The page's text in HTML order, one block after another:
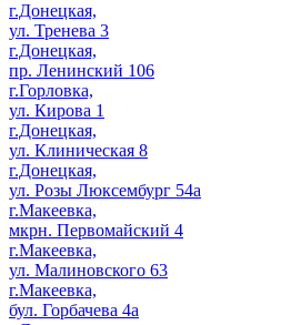
г.Донецкая,
ул. Тренева 3
г.Донецкая,
пр. Ленинский 106
г.Горловка,
ул. Кирова 1
г.Донецкая,
ул. Клиническая 8
г.Донецкая,
ул. Розы Люксембург 54а
г.Макеевка,
мкрн. Первомайский 4
г.Макеевка,
ул. Малиновского 63
г.Макеевка,
бул. Горбачева 4а